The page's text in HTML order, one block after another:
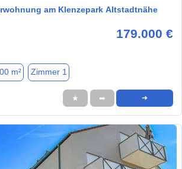
am Klenzepark Altstadtnähe
179.000 €
m² Zimmer 1
★ ➦ ➜